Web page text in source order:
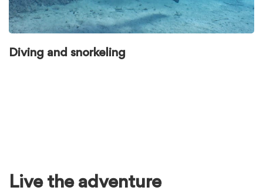
Diving and snorkeling
Live the adventure